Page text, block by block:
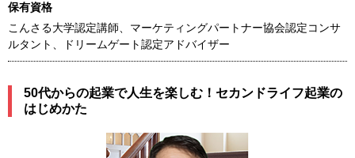
保有資格
こんさる大学認定講師、マーケティングパートナー協会認定コンサ
ルタント、ドリームゲート認定アドバイザー
50代からの起業で人生を楽しむ！セカンドライフ起業の
はじめかた